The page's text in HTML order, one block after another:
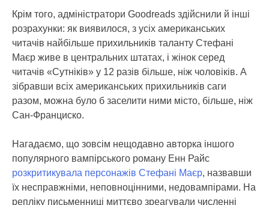
Крім того, адміністратори Goodreads здійснили й інші
розрахунки: як виявилося, з усіх американських
читачів найбільше прихильників таланту Стефані
Маєр живе в центральних штатах, і жінок серед
читачів «Сутніків» у 12 разів більше, ніж чоловіків. А
зібравши всіх американських прихильників саги
разом, можна було б заселити ними місто, більше, ніж
Сан-Франциско.
Нагадаємо, що зовсім нещодавно авторка іншого
популярного вампірського роману Енн Райс
розкритикувала персонажів Стефані Маєр, назвавши
їх несправжніми, неповноцінними, недовампірами. На
репліку письменниці миттєво зреагували численні